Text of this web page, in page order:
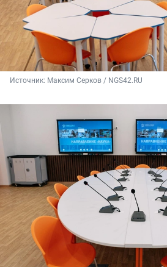
Источник: Максим Серков / NGS42.RU